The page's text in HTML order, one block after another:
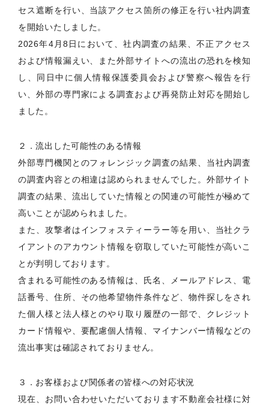
セス遮断を行い、当該アクセス箇所の修正を行い社内調査
を開始いたしました。
2026年4月8日において、社内調査の結果、不正アクセス
および情報漏えい、また外部サイトへの流出の恐れを検知
し、同日中に個人情報保護委員会および警察へ報告を行
い、外部の専門家による調査および再発防止対応を開始し
ました。
２．流出した可能性のある情報
外部専門機関とのフォレンジック調査の結果、当社内調査
の調査内容との相違は認められませんでした。外部サイト
調査の結果、流出していた情報との関連の可能性が極めて
高いことが認められました。
また、攻撃者はインフォスティーラー等を用い、当社クラ
イアントのアカウント情報を窃取していた可能性が高いこ
とが判明しております。
含まれる可能性のある情報は、氏名、メールアドレス、電
話番号、住所、その他希望物件条件など、物件探しをされ
た個人様と法人様とのやり取り履歴の一部で、クレジット
カード情報や、要配慮個人情報、マイナンバー情報などの
流出事実は確認されておりません。
３．お客様および関係者の皆様への対応状況
現在、お問い合わせいただいております不動産会社様に対